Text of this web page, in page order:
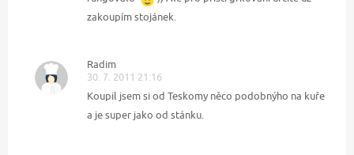
zakoupím stojánek.
Radim
30. 7. 2011 21:16
Koupil jsem si od Teskomy něco podobnýho na kuře
a je super jako od stánku.